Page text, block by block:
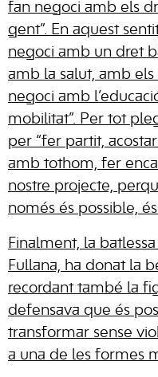
fan negoci amb els
gent”. En aquest
negoci amb un dret
amb la salut, amb
negoci amb
mobilitat”. Per tot
per “fer partit,
amb tothom, fer
nostre projecte,
només és possible,
Finalment, la
Fullana, ha donat la
recordant també la
defensava que és
transformar sense
a una de les formes